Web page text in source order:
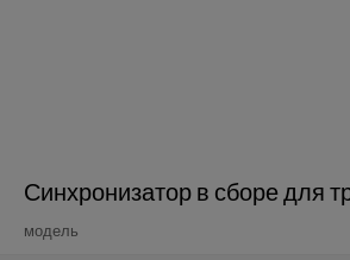
Синхронизатор в сборе для
модель